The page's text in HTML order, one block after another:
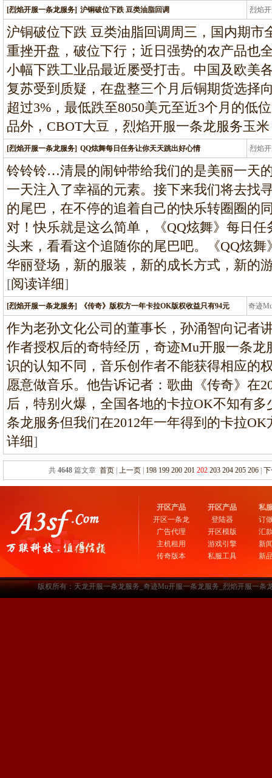
[烈焰开服一条龙服务] 沪铜破位下跌 豆类油脂回调 烈焰
龙
沪铜破位下跌 豆类油脂回调周三，国内期市
重挫开盘，破位下行；近日强势的农产品也
小幅下跌工业品最近屡受打击。中国及欧美
复苏受到质疑，在盘整三个月后铜期货选择
超过3%，最低跌至8050美元至近3个月的低
品外，CBOT大豆，烈焰开服一条龙服务玉
[烈焰开服一条龙服务] QQ炫舞每日任务让你天天跳出好心情 烈焰
龙
铃铃铃…清晨的闹钟带给我们的是美丽一天
一天注入了幸福的元素。接下来我们将去找
的尾巴，在不停的追着自己的快乐转圈圈的
对！快乐就是这么简单，《QQ炫舞》每日
头来，看看这个追随你的尾巴吧。《QQ炫
华丽登场，新的服装，新的成长方式，新的
[阅读详细]
[烈焰开服一条龙服务] 《传奇》版权方一年卡拉OK版权收益只有94元 奇迹
条
作为老孙文化公司的董事长，孙涌智向记者
作者授权后的奇特经历，奇迹Mu开服一条
识的认知不同，音乐创作者不能获得相应的
愿意做音乐。他告诉记者：歌曲《传奇》在
后，特别火爆，全国各地的卡拉OK不知有
条龙服务但我们在2012年一年得到的卡拉
详细]
共 4648篇文章 首页| 上一页| 198 199 200 201 202 203 204 205 206| 下
开区产品
开区一条龙
广告代理
主机租用
传奇版本
开区产品
登陆器
开区模版
游戏引擎
私服工具
私
订
汇
新
新
版权所有：天龙开服一条龙服务_奇迹Mu开服一条龙服务_烈焰开服一条